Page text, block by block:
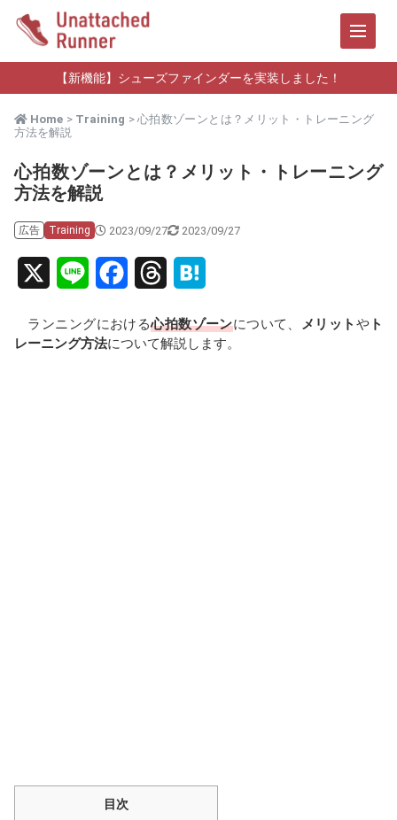
【新機能】シューズファインダーを実装しました！
Home > Training > 心拍数ゾーンとは？メリット・トレーニング
方法を解説
心拍数ゾーンとは？メリット・トレーニング
方法を解説
広告 Training 2023/09/27 2023/09/27
n
c
r
t
ランニングにおける心拍数ゾーンについて、 メリット や ト
レーニング方法について解説します。
目次